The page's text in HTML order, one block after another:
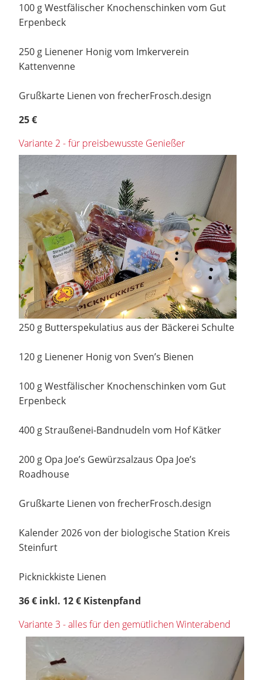
100 g Westfälischer Knochenschinken vom Gut
Erpenbeck
250 g Lienener Honig vom Imkerverein
Kattenvenne
Grußkarte Lienen von frecherFrosch.design
25 €
Variante 2 - für preisbewusste Genießer
250 g Butterspekulatius aus der Bäckerei Schulte
120 g Lienener Honig von Sven’s Bienen
100 g Westfälischer Knochenschinken vom Gut
Erpenbeck
400 g Straußenei-Bandnudeln vom Hof Kätker
200 g Opa Joe’s Gewürzsalzaus Opa Joe’s
Roadhouse
Grußkarte Lienen von frecherFrosch.design
Kalender 2026 von der biologische Station Kreis
Steinfurt
Picknickkiste Lienen
36 € inkl. 12 € Kistenpfand
Variante 3 - alles für den gemütlichen Winterabend